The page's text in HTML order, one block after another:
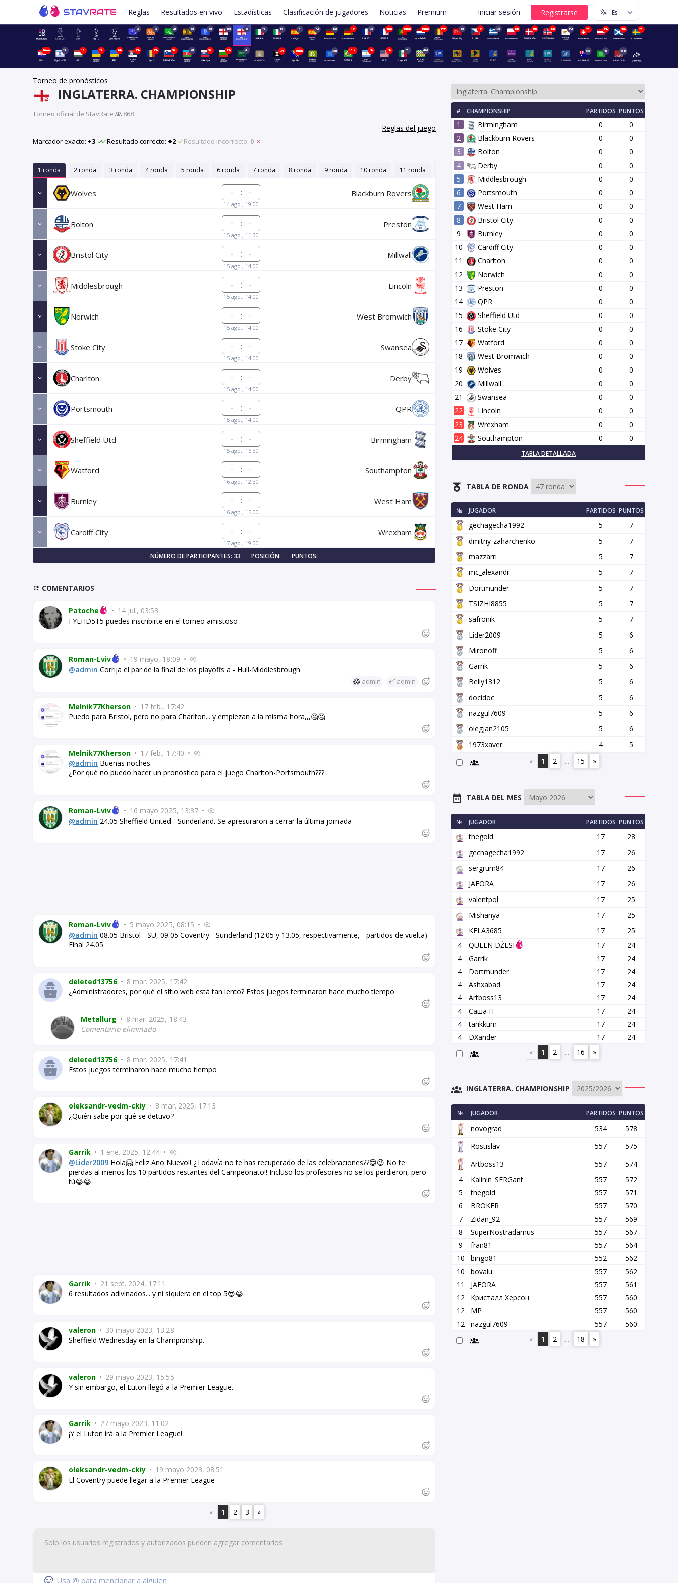
Reglas Resultados en vivo Estadísticas Clasificación de jugadores Noticias Premium Iniciar sesión
2d 2d 2d 3d 3d 13d 6d 13d 12d 6d 5d 19d 16h 13d 1min 46min 16min 1min 5d 18h 13d 18h 19h 17h 20d 17h 20h 17h 17h
16min 13d 18h 15h 14h 23h 20h 20h 6d 20h 21h 4d 3h 16min 38d 16min 1h 1h 7d 47d 68d 4d 151d
Torneo de pronósticos
INGLATERRA. CHAMPIONSHIP
Torneo oficial de StavRate· 868
Reglas del juego
Marcador exacto: +3 Resultado correcto: +2 Resultado incorrecto: 0
1 ronda 2 ronda 3 ronda 4 ronda 5 ronda 6 ronda 7 ronda 8 ronda 9 ronda 10 ronda 11 ronda 12 ronda 13 ronda 16 ronda
Wolves :
14 ago., 19:00
Blackburn Rovers
Bolton :
15 ago., 11:30
Preston
Bristol City :
15 ago., 14:00
Millwall
Middlesbrough :
15 ago., 14:00
Lincoln
Norwich :
15 ago., 14:00
West Bromwich
Stoke City :
15 ago., 14:00
Swansea
Charlton :
15 ago., 14:00
Derby
Portsmouth :
15 ago., 14:00
QPR
Sheffield Utd :
15 ago., 16:30
Birmingham
Watford :
16 ago., 12:30
Southampton
Burnley :
16 ago., 15:00
West Ham
Cardiff City :
17 ago., 19:00
Wrexham
NÚMERO DE PARTICIPANTES: 33 POSICIÓN: PUNTOS:
COMENTARIOS
Patoche • 14 jul., 03:53
FYEHD5T5 puedes inscribirte en el torneo amistoso
Roman-Lviv • 19 mayo, 18:09 •
@admin Corrija el par de la final de los playoffs a - Hull-Middlesbrough
😱 admin ✅ admin
Melnik77Kherson • 17 feb., 17:42
Puedo para Bristol, pero no para Charlton... y empiezan a la misma hora,,,🤔🤔
Melnik77Kherson • 17 feb., 17:40 •
@admin Buenas noches.
¿Por qué no puedo hacer un pronóstico para el juego Charlton-Portsmouth???
Roman-Lviv • 16 mayo 2025, 13:37 •
@admin 24.05 Sheffield United - Sunderland. Se apresuraron a cerrar la última jornada
Roman-Lviv • 5 mayo 2025, 08:15 •
@admin 08.05 Bristol - SU, 09.05 Coventry - Sunderland (12.05 y 13.05, respectivamente, - partidos de vuelta).
Final 24.05
deleted13756 • 8 mar. 2025, 17:42
¿Administradores, por qué el sitio web está tan lento? Estos juegos terminaron hace mucho tiempo.
Metallurg • 8 mar. 2025, 18:43
Comentario eliminado
deleted13756 • 8 mar. 2025, 17:41
Estos juegos terminaron hace mucho tiempo
oleksandr-vedm-ckiy • 8 mar. 2025, 17:13
¿Quién sabe por qué se detuvo?
Garrik • 1 ene. 2025, 12:44 •
@Lider2009 Hola🤗 Feliz Año Nuevo!! ¿Todavía no te has recuperado de las celebraciones??😅😉 No te
pierdas al menos los 10 partidos restantes del Campeonato!! Incluso los profesores no se los perdieron, pero
tú😂😂
Garrik • 21 sept. 2024, 17:11
6 resultados adivinados... y ni siquiera en el top 5😎😂
valeron • 30 mayo 2023, 13:28
Sheffield Wednesday en la Championship.
valeron • 29 mayo 2023, 15:55
Y sin embargo, el Luton llegó a la Premier League.
Garrik • 27 mayo 2023, 11:02
¡Y el Luton irá a la Premier League!
oleksandr-vedm-ckiy • 19 mayo 2023, 08:51
El Coventry puede llegar a la Premier League
« 1 2 3 »
Usa @ para mencionar a alguien
# CHAMPIONSHIP PARTIDOS PUNTOS
1 Birmingham 0
0
2
Blackburn Rovers 0
0
3
Bolton 0
0
4
Derby 0
0
5
Middlesbrough 0
0
6
Portsmouth 0
0
7
West Ham 0
0
8
Bristol City 0
0
9
Burnley 0
0
10
Cardiff City 0
0
11
Charlton 0
0
12
Norwich 0
0
13
Preston 0
0
14
QPR 0
0
15
Sheffield Utd 0
0
16
Stoke City 0
0
17
Watford 0
0
18
West Bromwich 0
0
19
Wolves 0
0
20
Millwall 0
0
21
Swansea 0
0
22
Lincoln 0
0
23
Wrexham 0
0
24
Southampton 0 0
TABLA DETALLADA
TABLA DE RONDA
№ JUGADOR PARTIDOS PUNTOS
gechagecha1992 5
7
dmitriy-zaharchenko
5
7
mazzarri
5
7
mc_alexandr
5
7
Dortmunder
5
7
TSIZHI8855
5
7
safronik
5
7
Lider2009
5
6
Mironoff
5
6
Garrik
5
6
Beliy1312
5
6
docidoc
5
6
nazgul7609
5
6
olegjan2105
5
6
1973xaver
4
5
«
1 2 ... 15 »
TABLA DEL MES
№ JUGADOR PARTIDOS PUNTOS
thegold 17
28
gechagecha1992
17
26
sergrum84
17
26
JAFORA
17
26
valentpol
17
25
Mishanya
17
25
KELA3685
17
25
4
QUEEN DŻESI 17
24
4
Garrik 17
24
4
Dortmunder 17
24
4
Ashxabad 17
24
4
Artboss13 17
24
4
Саша Н 17
24
4
tarikkum 17
24
4
DXander 17
24
«
1 2 ... 16 »
INGLATERRA. CHAMPIONSHIP
№ JUGADOR PARTIDOS PUNTOS
novograd 534
578
Rostislav
557
575
Artboss13
557
574
4
Kalinin_SERGant 557
572
5
thegold 557
571
6
BROKER 557
570
7
Zidan_92 557
569
8
SuperNostradamus 557
567
9
fran81 557
564
10
bingo81 552
562
10
bovalu 557
562
11
JAFORA 557
561
12
Кристалл Херсон 557
560
12
MP 557
560
12
nazgul7609 557
560
«
1 2 ... 18 »